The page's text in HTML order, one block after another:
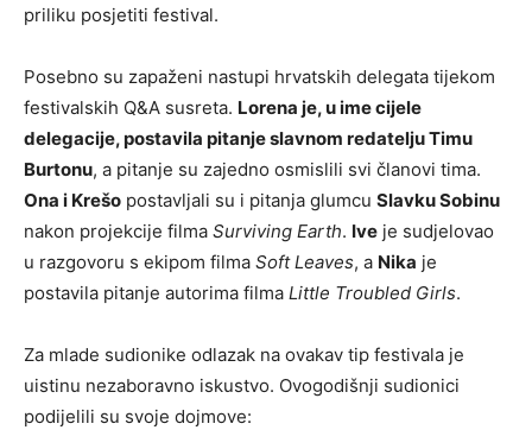
priliku posjetiti festival.
Posebno su zapaženi nastupi hrvatskih delegata tijekom
festivalskih Q&A susreta. Lorena je, u ime cijele
delegacije, postavila pitanje slavnom redatelju Timu
Burtonu, a pitanje su zajedno osmislili svi članovi tima.
Ona i Krešo postavljali su i pitanja glumcu Slavku Sobinu
nakon projekcije filma Surviving Earth. Ive je sudjelovao
u razgovoru s ekipom filma Soft Leaves, a Nika je
postavila pitanje autorima filma Little Troubled Girls.
Za mlade sudionike odlazak na ovakav tip festivala je
uistinu nezaboravno iskustvo. Ovogodišnji sudionici
podijelili su svoje dojmove: